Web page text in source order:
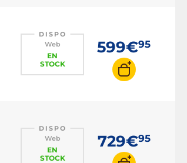
DISPO
Web
EN
STOCK
599€95
DISPO
Web
EN
STOCK
729€95